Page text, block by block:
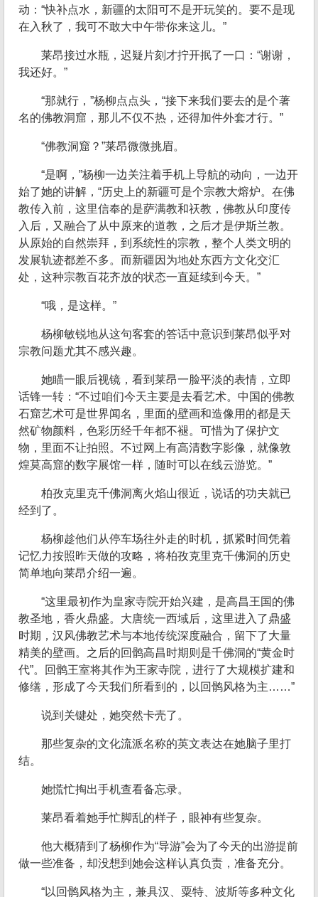
动：“快补点水，新疆的太阳可不是开玩笑的。要不是现
在入秋了，我可不敢大中午带你来这儿。”
莱昂接过水瓶，迟疑片刻才拧开抿了一口：“谢谢，
我还好。”
“那就行，”杨柳点点头，“接下来我们要去的是个著
名的佛教洞窟，那儿不仅不热，还得加件外套才行。”
“佛教洞窟？”莱昂微微挑眉。
“是啊，”杨柳一边关注着手机上导航的动向，一边开
始了她的讲解，“历史上的新疆可是个宗教大熔炉。在佛
教传入前，这里信奉的是萨满教和祆教，佛教从印度传
入后，又融合了从中原来的道教，之后才是伊斯兰教。
从原始的自然崇拜，到系统性的宗教，整个人类文明的
发展轨迹都差不多。而新疆因为地处东西方文化交汇
处，这种宗教百花齐放的状态一直延续到今天。”
“哦，是这样。”
杨柳敏锐地从这句客套的答话中意识到莱昂似乎对
宗教问题尤其不感兴趣。
她瞄一眼后视镜，看到莱昂一脸平淡的表情，立即
话锋一转：“不过咱们今天主要是去看艺术。中国的佛教
石窟艺术可是世界闻名，里面的壁画和造像用的都是天
然矿物颜料，色彩历经千年都不褪。可惜为了保护文
物，里面不让拍照。不过网上有高清数字影像，就像敦
煌莫高窟的数字展馆一样，随时可以在线云游览。”
柏孜克里克千佛洞离火焰山很近，说话的功夫就已
经到了。
杨柳趁他们从停车场往外走的时机，抓紧时间凭着
记忆力按照昨天做的攻略，将柏孜克里克千佛洞的历史
简单地向莱昂介绍一遍。
“这里最初作为皇家寺院开始兴建，是高昌王国的佛
教圣地，香火鼎盛。大唐统一西域后，这里进入了鼎盛
时期，汉风佛教艺术与本地传统深度融合，留下了大量
精美的壁画。之后的回鹘高昌时期则是千佛洞的“黄金时
代”。回鹘王室将其作为王家寺院，进行了大规模扩建和
修缮，形成了今天我们所看到的，以回鹘风格为主……”
说到关键处，她突然卡壳了。
那些复杂的文化流派名称的英文表达在她脑子里打
结。
她慌忙掏出手机查看备忘录。
莱昂看着她手忙脚乱的样子，眼神有些复杂。
他大概猜到了杨柳作为“导游”会为了今天的出游提前
做一些准备，却没想到她会这样认真负责，准备充分。
“以回鹘风格为主，兼具汉、粟特、波斯等多种文化